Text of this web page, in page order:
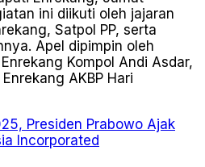
ini diikuti oleh jajaran
Satpol PP, serta
Apel dipimpin oleh
Kompol Andi Asdar,
AKBP Hari